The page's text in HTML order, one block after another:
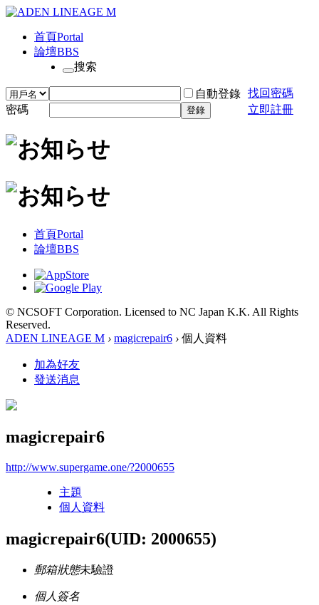
首頁Portal
論壇BBS
搜索
自動登錄 找回密碼
密碼
登錄 立即註冊
首頁Portal
論壇BBS
© NCSOFT Corporation. Licensed to NC Japan K.K. All Rights
Reserved.
ADEN LINEAGE M › magicrepair6 › 個人資料
加為好友
發送消息
magicrepair6
http://www.supergame.one/?2000655
主題
個人資料
magicrepair6(UID: 2000655)
郵箱狀態未驗證
個人簽名